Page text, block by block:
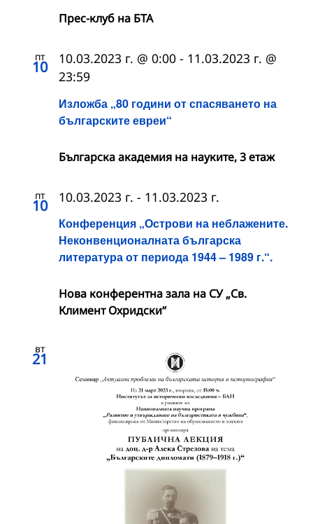
Прес-клуб на БТА
пт
10
Изложба „80 години от спасяването на
българските евреи“
10.03.2023 г. @ 0:00 - 11.03.2023 г. @
23:59
Българска академия на науките, 3 етаж
пт
10
Конференция „Острови на неблажените.
Неконвенционалната българска
литература от периода 1944 – 1989 г.“.
10.03.2023 г. - 11.03.2023 г.
Нова конферентна зала на СУ „Св.
Климент Охридски“
вт
21